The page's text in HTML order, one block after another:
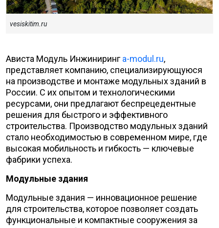
vesiskitim.ru
Ависта Модуль Инжиниринг a-modul.ru,
представляет компанию, специализирующуюся
на производстве и монтаже модульных зданий в
России. С их опытом и технологическими
ресурсами, они предлагают беспрецедентные
решения для быстрого и эффективного
строительства. Производство модульных зданий
стало необходимостью в современном мире, где
высокая мобильность и гибкость — ключевые
фабрики успеха.
Модульные здания
Модульные здания — инновационное решение
для строительства, которое позволяет создать
функциональные и компактные сооружения за